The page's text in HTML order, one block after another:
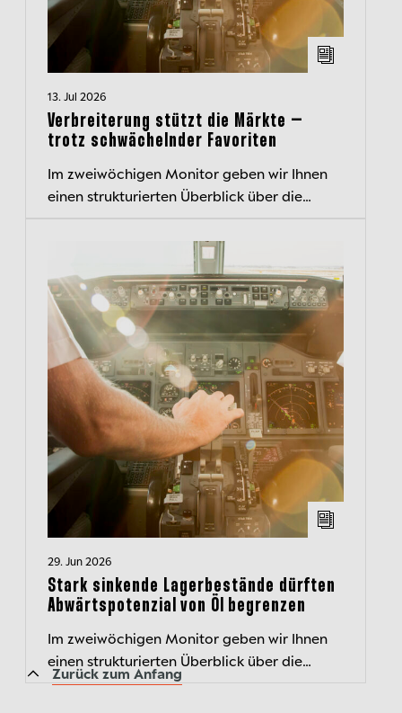
13. Jul 2026
Verbreiterung stützt die Märkte –
trotz schwächelnder Favoriten
Im zweiwöchigen Monitor geben wir Ihnen
einen strukturierten Überblick über die
wichtige Entwicklungen.
29. Jun 2026
Stark sinkende Lagerbestände dürften
Abwärtspotenzial von Öl begrenzen
Im zweiwöchigen Monitor geben wir Ihnen
einen strukturierten Überblick über die
aktuelle Kapitalmarktlage und beleuchten
Zurück zum Anfang